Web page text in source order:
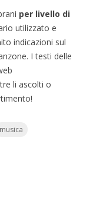
per livello di
utilizzato e
indicazioni sul
I testi delle
li ascolti o
musica